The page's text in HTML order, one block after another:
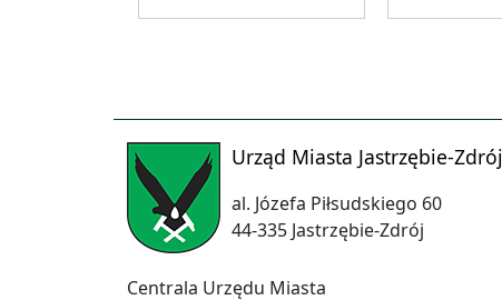
Urząd Miasta Jastrzębie-Zdrój
al. Józefa Piłsudskiego 60
44-335 Jastrzębie-Zdrój
Centrala Urzędu Miasta